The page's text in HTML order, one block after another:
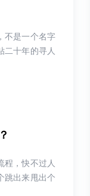
不是一个名字
二十年的寻人
程，快不过人
跳出来甩出个